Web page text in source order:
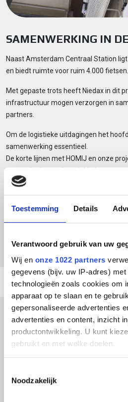
Toestemming Details
Verantwoord gebruik van uw
Wij en onze 1022 partners
gegevens (bijv. uw IP-adres) met
technologieën zoals cookies om
apparaat op te slaan en te
gepersonaliseerde advertenties
advertenties en content, inzicht
productontwikkeling. U kunt
gebruikt en met welke doelen.
Informatie verzamelen over
Noodzakelijk
SAMENWERKING IN
Naast Amsterdam Centraal Station
en biedt ruimte voor ruim 4.000 fietsen.
Met gepaste trots heeft Niedax in dit
infrastructuur mogen verzorgen in
partners.
Om de logistieke uitdagingen het
samenwerking essentieel.
De korte lijnen met HOMIJ en onze
ervoor dat het project vlekkeloos en op
Nieuwsgierig? Scrol naar beneden en
BENIEUWD WELKE
PROJECT HEEFT
SNEL DEZE VIDEO: